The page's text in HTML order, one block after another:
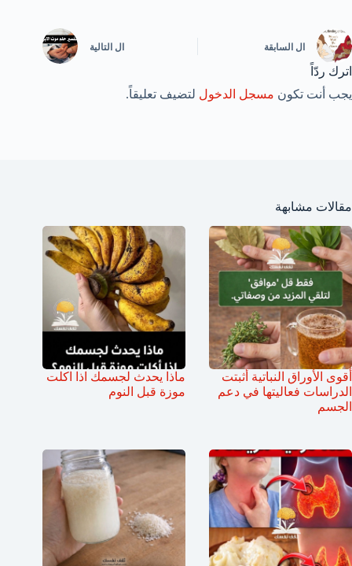
ال السابقة ال التالية
اترك ردّاً
يجب أنت تكون مسجل الدخول لتضيف تعليقاً.
مقالات مشابهة
أقوى الأوراق النباتية أثبتت
الدراسات فعاليتها في دعم
الجسم
ماذا يحدث لجسمك اذا اكلت
موزة قبل النوم